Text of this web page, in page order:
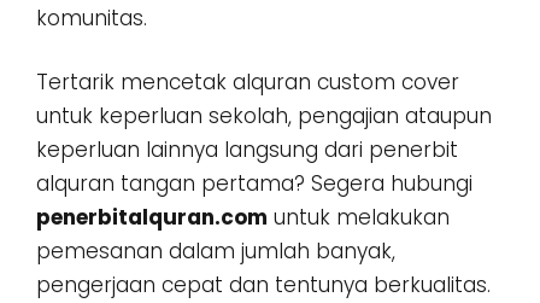
komunitas.
Tertarik mencetak alquran custom cover
untuk keperluan sekolah, pengajian ataupun
keperluan lainnya langsung dari penerbit
alquran tangan pertama? Segera hubungi
penerbitalquran.com untuk melakukan
pemesanan dalam jumlah banyak,
pengerjaan cepat dan tentunya berkualitas.